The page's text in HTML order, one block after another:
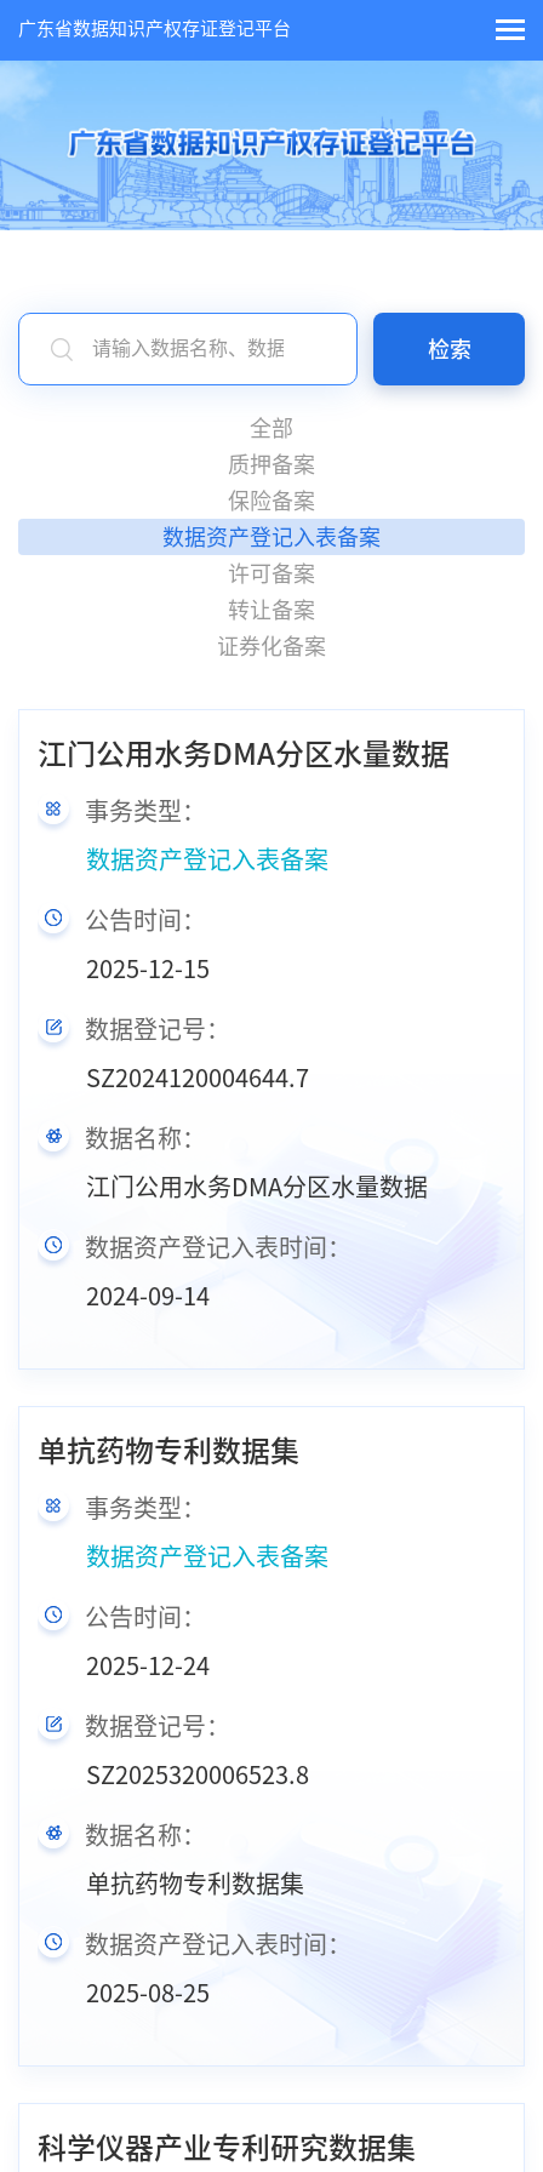
广东省数据知识产权存证登记平台
全部
质押备案
保险备案
数据资产登记入表备案
许可备案
转让备案
证券化备案
江门公用水务DMA分区水量数据
事务类型：
数据资产登记入表备案
公告时间：
2025-12-15
数据登记号：
SZ2024120004644.7
数据名称：
江门公用水务DMA分区水量数据
数据资产登记入表时间：
2024-09-14
单抗药物专利数据集
事务类型：
数据资产登记入表备案
公告时间：
2025-12-24
数据登记号：
SZ2025320006523.8
数据名称：
单抗药物专利数据集
数据资产登记入表时间：
2025-08-25
科学仪器产业专利研究数据集